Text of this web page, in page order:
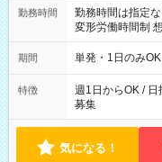
勤務時間
勤務時間は指定な
変形労働時間制 想定労働
～21：00
期間 単発・1日のみOK
特徴
週1日からOK /
募集
気になる！